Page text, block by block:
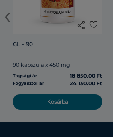
share favorite
GL - 90
90 kapszula x 450 mg
Tagsági ár 18 850.00 Ft
Fogyasztói ár 24 130.00 Ft
Kosárba
‹